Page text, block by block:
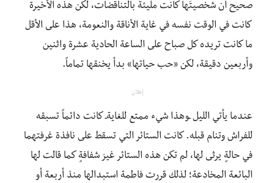
صحيح أن شخصيتَها كانت مليئةً بالتناقضات، لكن هذه الأخيرة
كانت في الوقت نفسه في غاية الأناقة والنعومة، هذا على الأقل
ما كانت تريده كل صباح على الساعة الحادية عشرة واثنين
وأربعين دقيقة، لكن «حب حياتها» بدأ يخنقها تماماً.
إعلان
عندما يأتي الليل ـوهذا شيء ممتع للغايةـ كانت دائماً تسبقه
للفراش وتنام قبله. كانت الستائر التي تسقط على نافذة غرفتهما
في حالةٍ يرثى لها، لم تكن هذه الستائر غيرَ شفافةٍ كما قالت لها
البائعة المخادعة؛ لذلك قررت فاطمة استبدالها منذ أربعة أو